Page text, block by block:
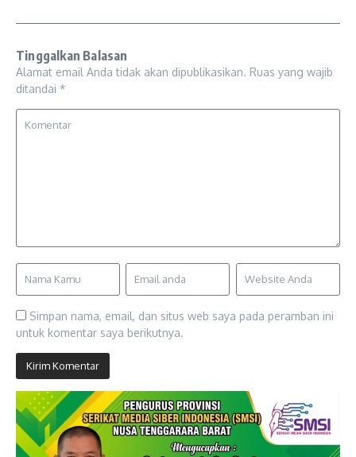
Tinggalkan Balasan
Alamat email Anda tidak akan dipublikasikan. Ruas yang wajib
ditandai *
Simpan nama, email, dan situs web saya pada peramban ini
untuk komentar saya berikutnya.